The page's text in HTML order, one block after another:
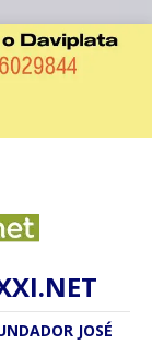
JOSÉ